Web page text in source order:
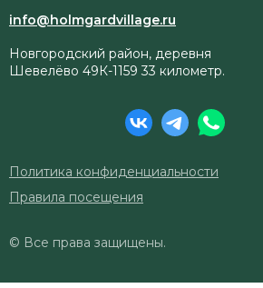
Политика конфиденциальности
© Все права защищены.
Новгородский район, деревня
Шевелёво 49К-1159 33 километр.
info@holmgardvillage.ru
Правила посещения